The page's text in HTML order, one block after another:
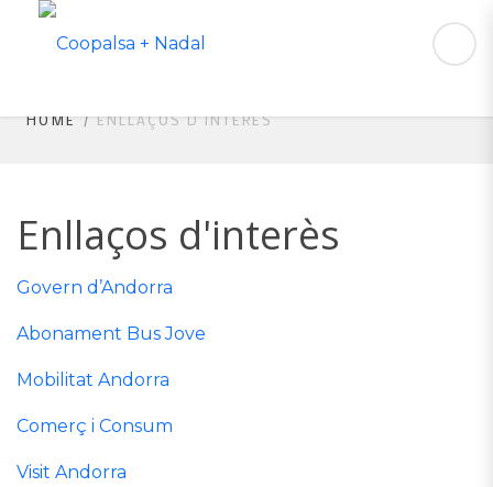
HOME ENLLAÇOS D’INTERÈS
Enllaços d'interès
Govern d’Andorra
Abonament Bus Jove
Mobilitat Andorra
Comerç i Consum
Visit Andorra